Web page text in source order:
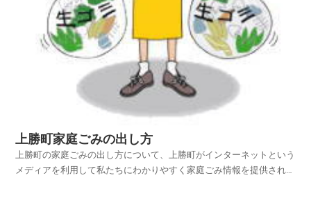
上勝町家庭ごみの出し方
上勝町の家庭ごみの出し方について、上勝町がインターネットという
メディアを利用して私たちにわかりやすく家庭ごみ情報を提供されて